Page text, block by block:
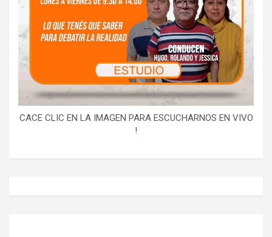
CACE CLIC EN LA IMAGEN PARA ESCUCHARNOS EN VIVO
!